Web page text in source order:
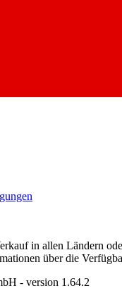
in allen Ländern
über die
- version 1.64.2